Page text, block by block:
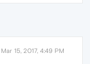
Mar 15, 2017, 4:49 PM